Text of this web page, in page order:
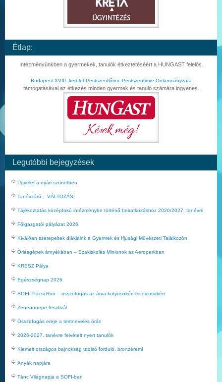
Étlap:
Intézményünkben a gyermekek, tanulók étkeztetéséért a HUNGAST felelős.
Budapest XVIII. kerület Pestszentlőrinc-Pestszentimre Önkormányzata
támogatásával az étkezés minden gyermek és tanuló számára ingyenes.
Legutóbbi bejegyzések
Ügyelet a nyári szünetben
Tanévzáró – VÁLTOZÁS!
Tájékoztatás középfokú intézménybe történő beiratkozáshoz 2026/2027. tanévre
Főigazgatói pályázat 2026.
Kiválóan szerepeltek diákjaink a Gyermek és Ifjúsági Művészeti Találkozón
Óriásgépek árnyékában – Szakiskolás Minionok az Aeroparkban
KRESZ Pálya
Egészségnap 2026.
SOFI–Pacsi Run – összefogás az árva kutyusokért és cicusokért
Zeneünnepe fesztivál
Összefogás ereje a testnevelés órán
2026-2027. tanévre felvételt nyert tanulók
Kiemelt országos bajnokság utolsó forduló, bronzérem!
Anyák napjára
Tánc Világnapja a SOFI-ban